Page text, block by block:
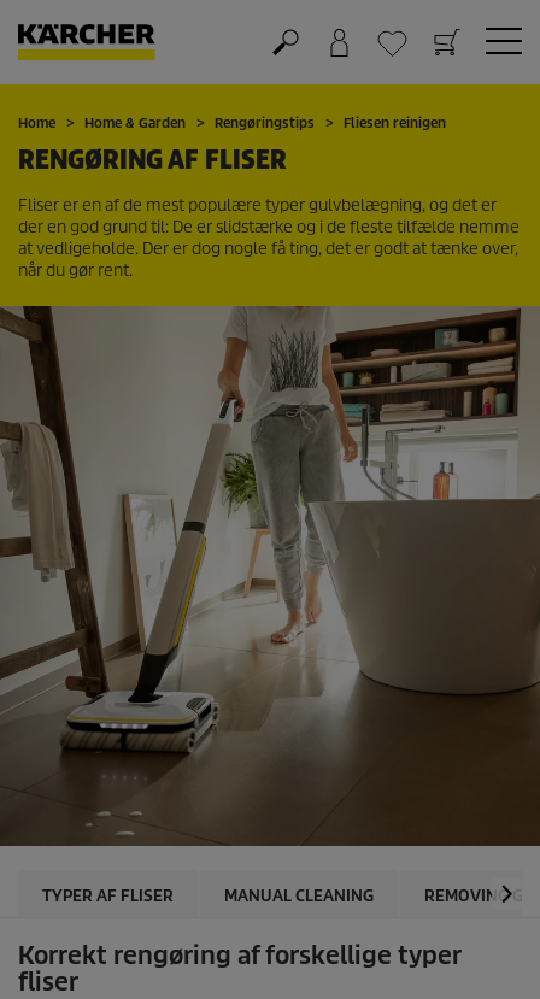
Kurv
Favorit liste
Home Home & Garden Rengøringstips Fliesen reinigen
RENGØRING AF FLISER
Fliser er en af de mest populære typer gulvbelægning, og det er
der en god grund til: De er slidstærke og i de fleste tilfælde nemme
at vedligeholde. Der er dog nogle få ting, det er godt at tænke over,
når du gør rent.
TYPER AF FLISER MANUAL CLEANING REMOVING
Korrekt rengøring af forskellige typer
fliser